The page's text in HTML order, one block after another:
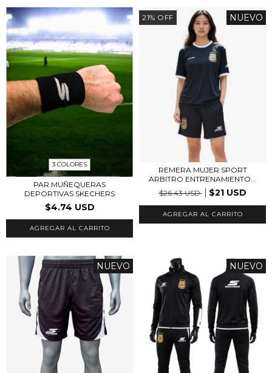
3 COLORES
PAR MUÑEQUERAS
DEPORTIVAS SKECHERS
$4.74 USD
AGREGAR AL CARRITO
21% OFF NUEVO
REMERA MUJER SPORT
ARBITRO ENTRENAMIENTO...
$26.43 USD
$21 USD
AGREGAR AL CARRITO
NUEVO NUEVO